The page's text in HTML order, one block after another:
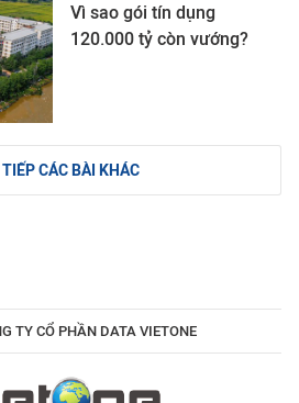
Vì sao gói tín dụng
120.000 tỷ còn vướng?
CÁC BÀI KHÁC
TY CỔ PHẦN DATA VIETONE